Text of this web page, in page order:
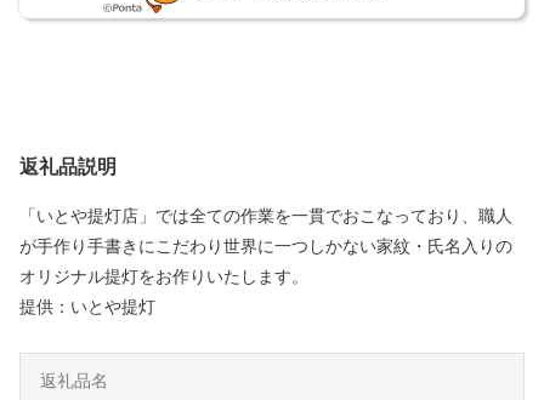
返礼品説明
「いとや提灯店」では全ての作業を一貫でおこなっており、職人
が手作り手書きにこだわり世界に一つしかない家紋・氏名入りの
オリジナル提灯をお作りいたします。
提供：いとや提灯
返礼品名